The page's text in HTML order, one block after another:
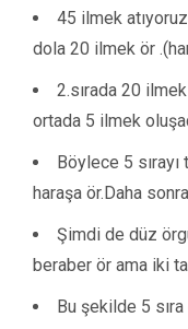
45 ilmek
dola 20 ilmek ör
2.sırada 20
ortada 5 ilmek
Böylece 5
haraşa ör.Daha
Şimdi de düz
beraber ör ama iki
Bu şekilde 5